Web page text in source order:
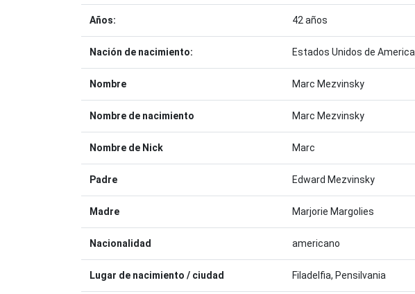
Años: 42 años
Nación de nacimiento: Estados Unidos de America
Nombre Marc Mezvinsky
Nombre de nacimiento Marc Mezvinsky
Nombre de Nick Marc
Padre Edward Mezvinsky
Madre Marjorie Margolies
Nacionalidad americano
Lugar de nacimiento / ciudad Filadelfia, Pensilvania